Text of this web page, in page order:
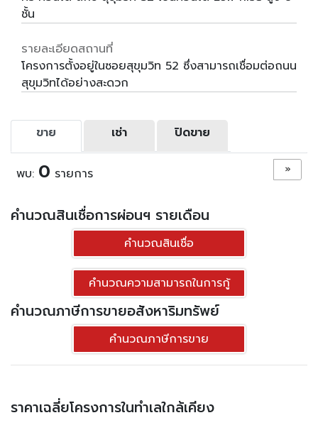
ชั้น
รายละเอียดสถานที่
โครงการตั้งอยู่ในซอยสุขุมวิท 52 ซึ่งสามารถเชื่อมต่อถนน
สุขุมวิทได้อย่างสะดวก
ขาย เช่า ปิดขาย
พบ: 0 รายการ »
คำนวณสินเชื่อการผ่อนฯ รายเดือน
คำนวณสินเชื่อ
คำนวณความสามารถในการกู้
คำนวณภาษีการขายอสังหาริมทรัพย์
คำนวณภาษีการขาย
ราคาเฉลี่ยโครงการในทำเลใกล้เคียง